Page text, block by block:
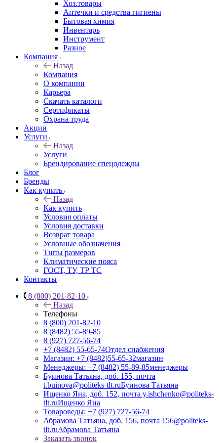
Хоз.товары
Аптечки и средства гигиены
Бытовая химия
Инвентарь
Инструмент
Разное
Компания
Назад
Компания
О компании
Карьера
Cкачать каталоги
Сертификаты
Охрана труда
Акции
Услуги
Назад
Услуги
Брендирование спецодежды
Блог
Бренды
Как купить
Назад
Как купить
Условия оплаты
Условия доставки
Возврат товара
Условные обозначения
Типы размеров
Климатические пояса
ГОСТ, ТУ, ТР ТС
Контакты
8 (800) 201-82-10
Назад
Телефоны
8 (800) 201-82-10
8 (8482) 55-89-85
8 (927) 727-56-74
+7 (8482) 55-65-74Отдел снабжения
Магазин: +7 (8482)55-65-32магазин
Менеджеры: +7 (8482) 55-89-85менеджеры
Буинова Татьяна, доб. 155, почта
t.buinova@politeks-tlt.ruБуинова Татьяна
Ищенко Яна, доб. 152, почта y.ishchenko@politeks-
tlt.ruИщенко Яна
Товароведы: +7 (927) 727-56-74
Абрамова Татьяна, доб. 156, почта 156@politeks-
tlt.ruАбрамова Татьяна
Заказать звонок